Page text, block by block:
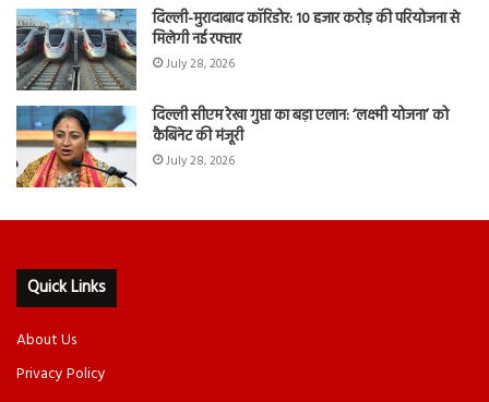
दिल्ली-मुरादाबाद कॉरिडोर: 10 हजार करोड़ की परियोजना से
मिलेगी नई रफ्तार
July 28, 2026
दिल्ली सीएम रेखा गुप्ता का बड़ा एलान: ‘लक्ष्मी योजना’ को
कैबिनेट की मंजूरी
July 28, 2026
Quick Links
About Us
Privacy Policy